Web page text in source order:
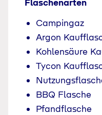
Flaschenarten
Campingaz
Argon
Kohlensäure
Tycon
BBQ Flasche
Pfandflasche